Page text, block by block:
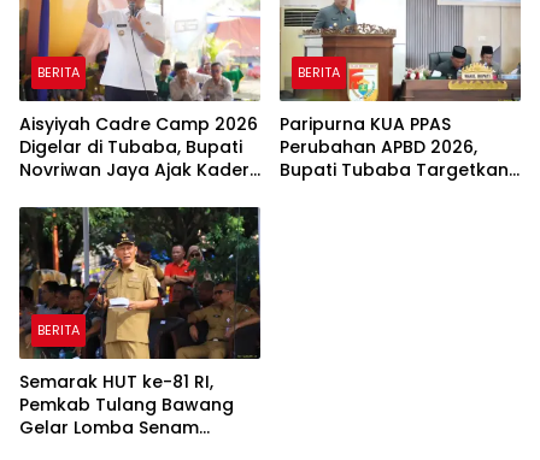
BERITA
Aisyiyah Cadre Camp 2026
Digelar di Tubaba, Bupati
Novriwan Jaya Ajak Kader
Pembangunan
BERITA
Paripurna KUA PPAS
Perubahan APBD 2026,
Bupati Tubaba Targetkan
BERITA
Semarak HUT ke-81 RI,
Pemkab Tulang Bawang
Gelar Lomba Senam